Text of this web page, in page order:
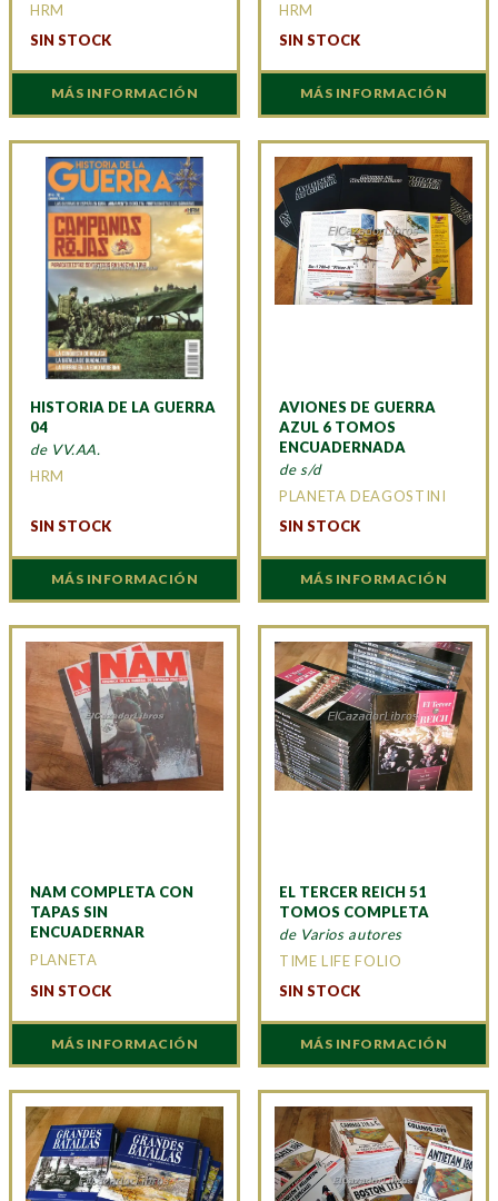
HRM
SIN STOCK
MÁS INFORMACIÓN
HRM
SIN STOCK
MÁS INFORMACIÓN
HISTORIA DE LA GUERRA
04
de VV.AA.
HRM
SIN STOCK
MÁS INFORMACIÓN
AVIONES DE GUERRA
AZUL 6 TOMOS
ENCUADERNADA
de s/d
PLANETA DEAGOSTINI
SIN STOCK
MÁS INFORMACIÓN
NAM COMPLETA CON
TAPAS SIN
ENCUADERNAR
PLANETA
SIN STOCK
MÁS INFORMACIÓN
EL TERCER REICH 51
TOMOS COMPLETA
de Varios autores
TIME LIFE FOLIO
SIN STOCK
MÁS INFORMACIÓN